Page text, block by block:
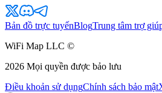
Bản đồ trực tuyếnBlogTrung tâm trợ
WiFi Map LLC ©
2026 Mọi quyền được bảo lưu
Điều khoản sử dụngChính sách bảo mật